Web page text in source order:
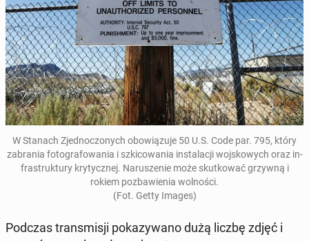
W Stanach Zjed­no­czo­nych obo­wią­zu­je 50 U.S. Code par. 795, który
za­bra­nia fo­to­gra­fo­wa­nia i szki­co­wa­nia in­sta­la­cji woj­sko­wych oraz in­
fra­struk­tu­ry kry­tycz­nej. Na­ru­sze­nie może skut­ko­wać grzywną i
rokiem po­zba­wie­nia wol­no­ści.
(Fot. Getty Images)
Podczas trans­mi­sji po­ka­zy­wa­no dużą liczbę zdjęć i